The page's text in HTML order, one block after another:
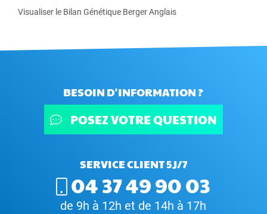
Visualiser le Bilan Génétique Berger Anglais
BESOIN D'INFORMATION ?
POSEZ VOTRE QUESTION
SERVICE CLIENT 5J/7
04 37 49 90 03
de 9h à 12h et de 14h à 17h